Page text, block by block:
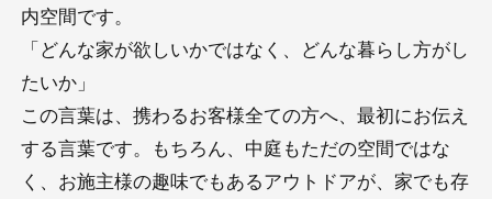
内空間です。
「どんな家が欲しいかではなく、どんな暮らし方がし
たいか」
この言葉は、携わるお客様全ての方へ、最初にお伝え
する言葉です。もちろん、中庭もただの空間ではな
く、お施主様の趣味でもあるアウトドアが、家でも存